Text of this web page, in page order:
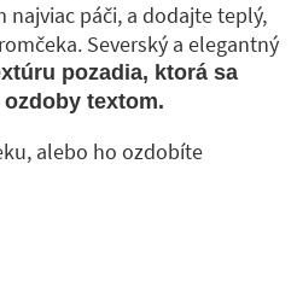
najviac páči, a dodajte teplý,
Severský a elegantný
pozadia, ktorá sa
textom.
alebo ho ozdobíte